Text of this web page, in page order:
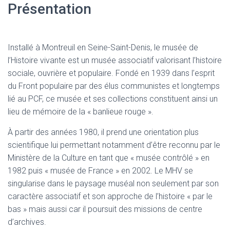
Présentation
Installé à Montreuil en Seine-Saint-Denis, le musée de
l’Histoire vivante est un musée associatif valorisant l’histoire
sociale, ouvrière et populaire. Fondé en 1939 dans l’esprit
du Front populaire par des élus communistes et longtemps
lié au PCF, ce musée et ses collections constituent ainsi un
lieu de mémoire de la « banlieue rouge ».
À partir des années 1980, il prend une orientation plus
scientifique lui permettant notamment d’être reconnu par le
Ministère de la Culture en tant que « musée contrôlé » en
1982 puis « musée de France » en 2002. Le MHV se
singularise dans le paysage muséal non seulement par son
caractère associatif et son approche de l’histoire « par le
bas » mais aussi car il poursuit des missions de centre
d’archives.